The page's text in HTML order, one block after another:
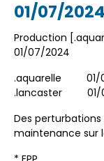
01/07/2024
Production
01/07/2024
.aquarelle
.lancaster
Des
maintenance sur